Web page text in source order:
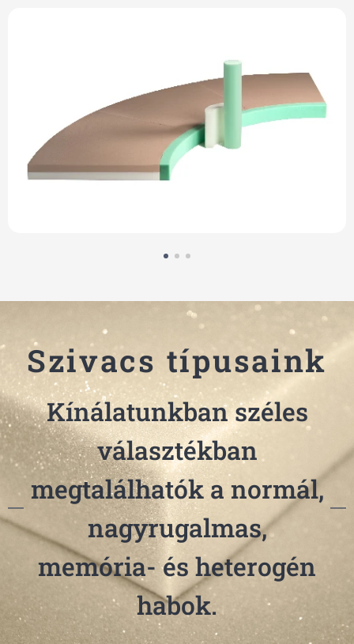
Szivacs típusaink
Kínálatunkban széles
választékban
megtalálhatók a normál,
nagyrugalmas,
memória- és heterogén
habok.